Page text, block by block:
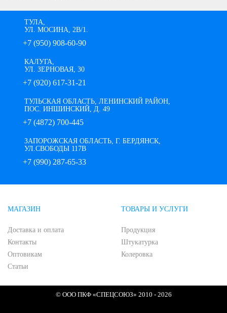
ТУЛА,
УЛ. МОСИНА, 2В/1.
+7 (950) 908-60-90
КАЛУГА,
УЛ. ЗЕРНОВАЯ, 30
+7 (920) 617-31-21
ТУЛЬСКАЯ ОБЛАСТЬ, ЛЕНИНСКИЙ РАЙОН,
ПОС. ИНШИНСКИЙ, Д. 49
+7 (4872) 700-445
ЗАПОРОЖСКАЯ ОБЛАСТЬ, Г. БЕРДЯНСК,
УЛ.СВОБОДЫ 117В
+7 (990) 287-65-33
МАГАЗИН
Доставка и оплата
Контакты
Оптовикам
Статьи
ТОВАРЫ И УСЛУГИ
Продукция
Штукатурка
Колеровка
© ООО ПКФ «СПЕЦСОЮЗ» 2010 - 2026